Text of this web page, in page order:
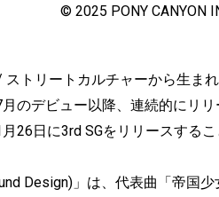
© 2025 PONY CANYON
トリートカルチャーから生ま
月のデビュー以降、連続的にリ
26日に3rd SGをリリースするこ
Design)」は、代表曲「帝国